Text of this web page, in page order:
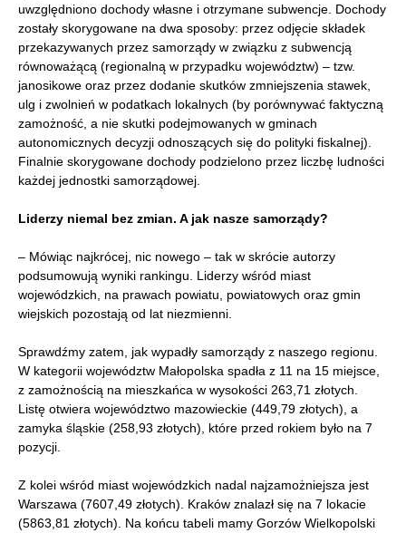
uwzględniono dochody własne i otrzymane subwencje. Dochody
zostały skorygowane na dwa sposoby: przez odjęcie składek
przekazywanych przez samorządy w związku z subwencją
równoważącą (regionalną w przypadku województw) – tzw.
janosikowe oraz przez dodanie skutków zmniejszenia stawek,
ulg i zwolnień w podatkach lokalnych (by porównywać faktyczną
zamożność, a nie skutki podejmowanych w gminach
autonomicznych decyzji odnoszących się do polityki fiskalnej).
Finalnie skorygowane dochody podzielono przez liczbę ludności
każdej jednostki samorządowej.
Liderzy niemal bez zmian. A jak nasze samorządy?
– Mówiąc najkrócej, nic nowego – tak w skrócie autorzy
podsumowują wyniki rankingu. Liderzy wśród miast
wojewódzkich, na prawach powiatu, powiatowych oraz gmin
wiejskich pozostają od lat niezmienni.
Sprawdźmy zatem, jak wypadły samorządy z naszego regionu.
W kategorii województw Małopolska spadła z 11 na 15 miejsce,
z zamożnością na mieszkańca w wysokości 263,71 złotych.
Listę otwiera województwo mazowieckie (449,79 złotych), a
zamyka śląskie (258,93 złotych), które przed rokiem było na 7
pozycji.
Z kolei wśród miast wojewódzkich nadal najzamożniejsza jest
Warszawa (7607,49 złotych). Kraków znalazł się na 7 lokacie
(5863,81 złotych). Na końcu tabeli mamy Gorzów Wielkopolski